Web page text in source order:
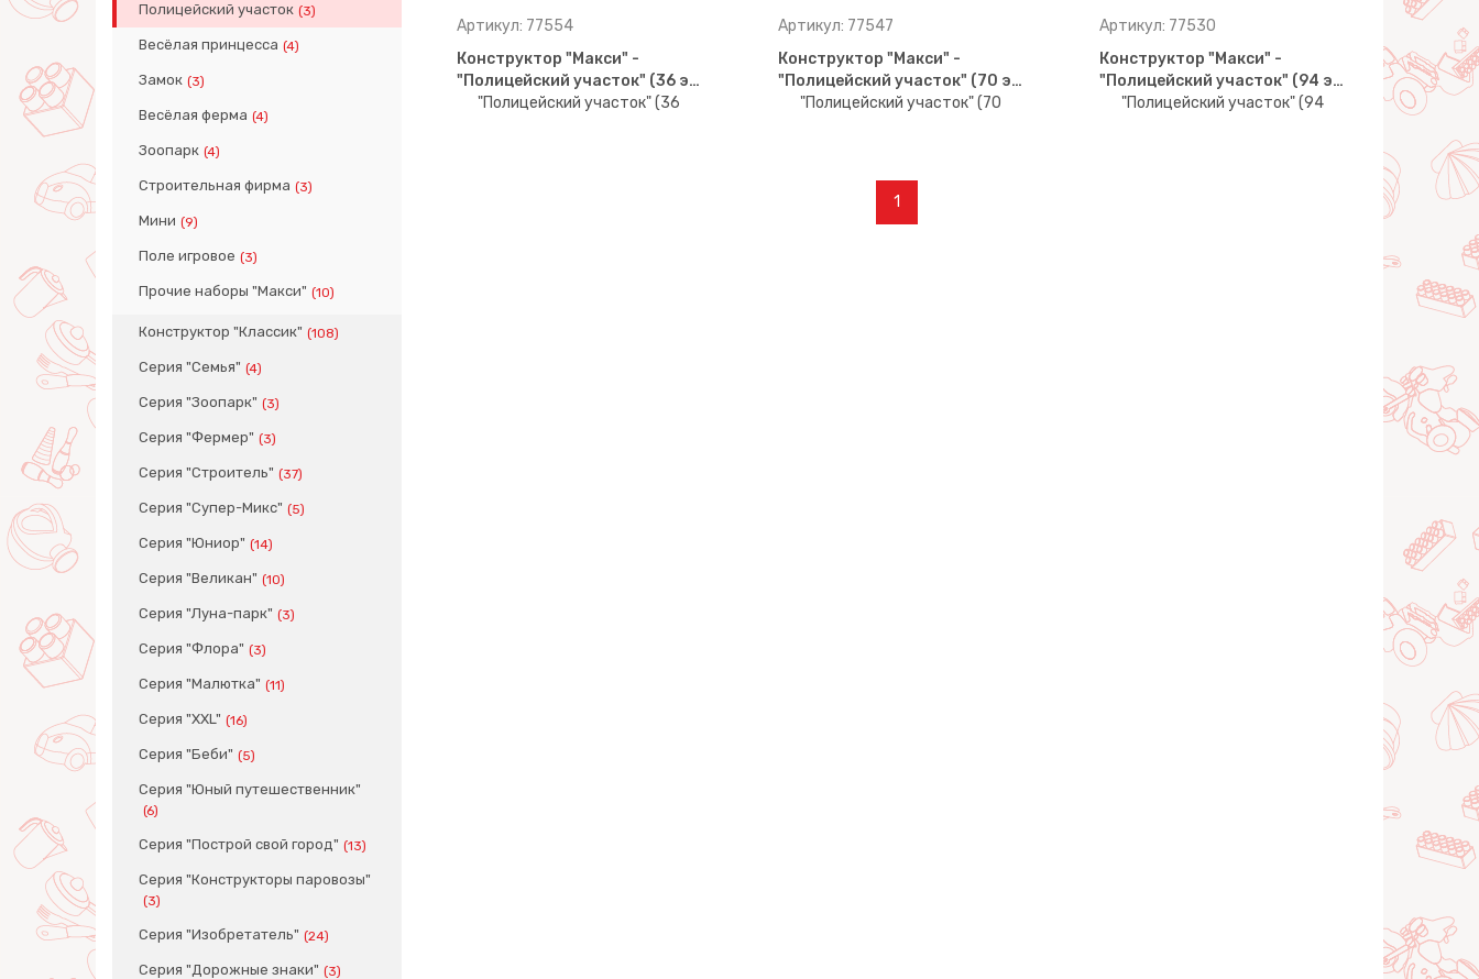
Полицейский участок (3)
Весёлая принцесса (4)
Замок (3)
Весёлая ферма (4)
Зоопарк (4)
Строительная фирма (3)
Мини (9)
Поле игровое (3)
Прочие наборы "Макси" (10)
Конструктор "Классик" (108)
Серия "Семья" (4)
Серия "Зоопарк" (3)
Серия "Фермер" (3)
Серия "Строитель" (37)
Серия "Супер-Микс" (5)
Серия "Юниор" (14)
Серия "Великан" (10)
Серия "Луна-парк" (3)
Серия "Флора" (3)
Серия "Малютка" (11)
Серия "XXL" (16)
Серия "Беби" (5)
Серия "Юный путешественник"
(6)
Серия "Построй свой город" (13)
Серия "Конструкторы паровозы"
(3)
Серия "Изобретатель" (24)
Серия "Дорожные знаки" (3)
Артикул: 77554
Конструктор "Макси" -
"Полицейский участок" (36 э…
Артикул: 77547
Конструктор "Макси" -
"Полицейский участок" (70 э…
Артикул: 77530
Конструктор "Макси" -
"Полицейский участок" (94 э…
1